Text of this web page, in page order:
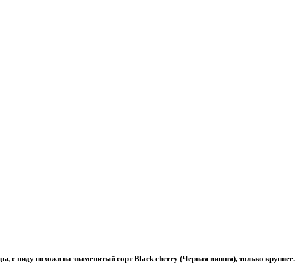
с виду похожи на знаменитый сорт Black cherry (Черная вишня), только крупнее.